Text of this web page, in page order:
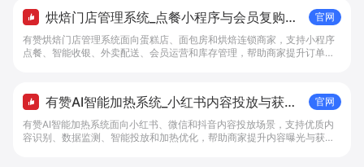
烘焙门店管理系统_点餐小程序与会员复购工
具 - 做生意, 找有赞
官网
有赞烘焙门店管理系统面向蛋糕店、面包房和烘焙连锁商家，支持小程序
点餐、智能收银、外卖配送、会员运营和库存管理，帮助商家提升订单转
有赞AI智能加热系统_小红书内容投放与获客
提效解决方案 - 做生意, 找有赞
官网
有赞AI智能加热系统面向小红书、微信和抖音内容投放场景，支持优质内
容识别、数据监测、智能投放和加热优化，帮助商家提升内容曝光与获客